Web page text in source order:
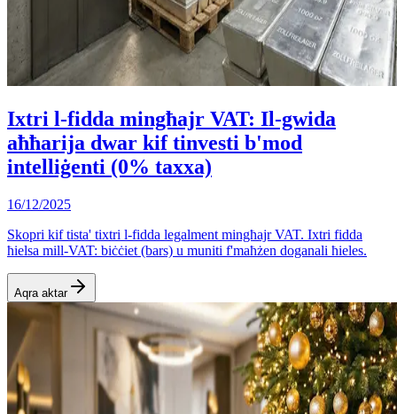
Ixtri l-fidda mingħajr VAT: Il-gwida
aħħarija dwar kif tinvesti b'mod
intelliġenti (0% taxxa)
16/12/2025
Skopri kif tista' tixtri l-fidda legalment mingħajr VAT. Ixtri fidda
ħielsa mill-VAT: biċċiet (bars) u muniti f'maħżen doganali ħieles.
Aqra aktar